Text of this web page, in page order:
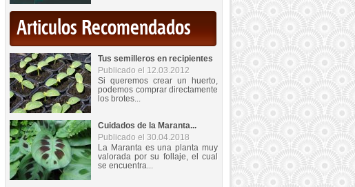
Articulos Recomendados
Tus semilleros en recipientes
Publicado el 12.03.2012
Si queremos crear un huerto,
podemos comprar directamente
los brotes...
Cuidados de la Maranta...
Publicado el 30.04.2018
La Maranta es una planta muy
valorada por su follaje, el cual
se encuentra...